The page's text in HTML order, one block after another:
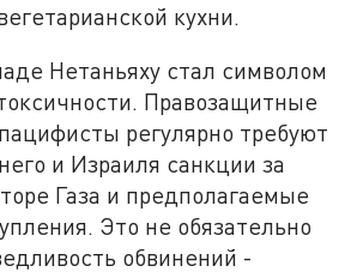
кухни.
Нетаньяху стал символом
Правозащитные
регулярно требуют
и Израиля санкции за
Газа и предполагаемые
Это не обязательно
обвинений -